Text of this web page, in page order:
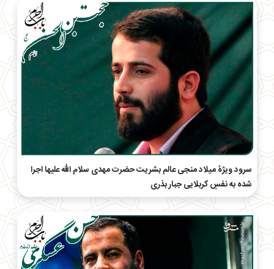
سرود ویژۀ میلاد منجی عالم بشریت حضرت مهدی سلام الله علیها اجرا
شده به نفسِ کربلایی جبار بذری